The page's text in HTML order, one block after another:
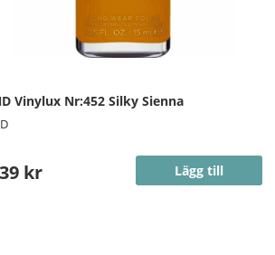
Vinylux Nr:452 Silky Sienna
kr Lägg till